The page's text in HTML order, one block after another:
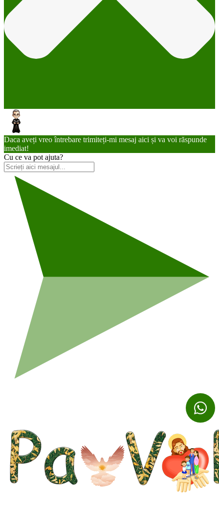
Daca aveți vreo întrebare trimiteți-mi mesaj aici și va voi răspunde
imediat!
Cu ce va pot ajuta?